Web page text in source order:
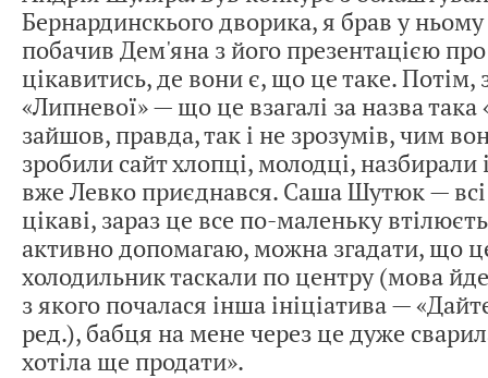
Бернардинскього дворика, я брав у
побачив Дем'яна з його презентацією
цікавитись, де вони є, що це таке. Потім,
«Липневої» — що це взагалі за назва
зайшов, правда, так і не зрозумів, чим
зробили сайт хлопці, молодці,
вже Левко приєднався. Саша Шутюк —
цікаві, зараз це все по-маленьку
активно допомагаю, можна згадати, що
холодильник таскали по центру (мова
з якого почалася інша ініціатива —
ред.), бабця на мене через це дуже
хотіла ще продати».